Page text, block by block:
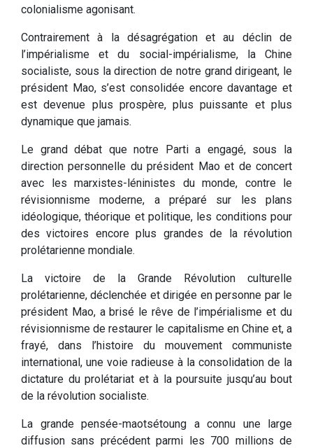
colonialisme agonisant.
Contrairement à la désagrégation et au déclin de
l’impérialisme et du social-impérialisme, la Chine
socialiste, sous la direction de notre grand dirigeant, le
président Mao, s’est consolidée encore davantage et
est devenue plus prospère, plus puissante et plus
dynamique que jamais.
Le grand débat que notre Parti a engagé, sous la
direction personnelle du président Mao et de concert
avec les marxistes-léninistes du monde, contre le
révisionnisme moderne, a préparé sur les plans
idéologique, théorique et politique, les conditions pour
des victoires encore plus grandes de la révolution
prolétarienne mondiale.
La victoire de la Grande Révolution culturelle
prolétarienne, déclenchée et dirigée en personne par le
président Mao, a brisé le rêve de l’impérialisme et du
révisionnisme de restaurer le capitalisme en Chine et, a
frayé, dans l’histoire du mouvement communiste
international, une voie radieuse à la consolidation de la
dictature du prolétariat et à la poursuite jusqu’au bout
de la révolution socialiste.
La grande pensée-maotsétoung a connu une large
diffusion sans précédent parmi les 700 millions de